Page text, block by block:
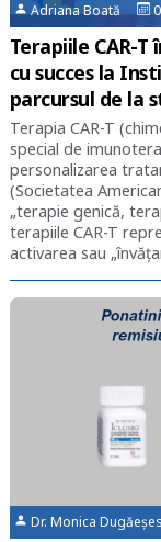
Adriana Boată
Terapiile CAR-
cu succes la
parcursul de la
Terapia CAR-T
special de
personalizarea
(Societatea
„terapie genică,
terapiile CAR-T
activarea sau
Dr. Monica